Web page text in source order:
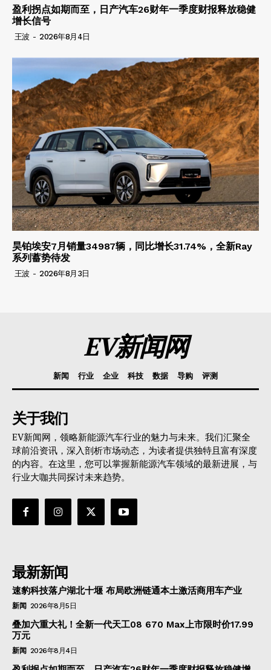
盈利拐点如期而至，日产汽车26财年一季度财报释放稳健
增长信号
王波 - 2026年8月4日
昊铂埃安7月销量34987辆，同比增长31.74%，全新Ray
系列蓄势待发
王波 - 2026年8月3日
EV新闻网
新闻 行业 企业 科技 数据 导购 评测
关于我们
EV新闻网，领略新能源汽车行业的魅力与未来。我们汇聚全
球前沿资讯，深入剖析市场动态，为读者提供独特且富有深度
的内容。在这里，您可以掌握新能源汽车领域的最新进展，与
行业大咖共同探讨未来趋势。
最新新闻
速豹科技落户湖北十堰 布局欧洲链通本土激活商用车产业
新闻 2026年8月5日
叠加六重大礼！全新一代天工08 670 Max上市限时价17.99
万元
新闻 2026年8月4日